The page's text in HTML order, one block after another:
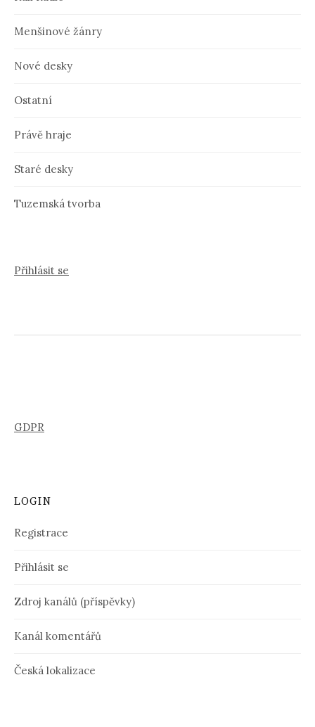
Menšinové žánry
Nové desky
Ostatní
Právě hraje
Staré desky
Tuzemská tvorba
Přihlásit se
GDPR
LOGIN
Registrace
Přihlásit se
Zdroj kanálů (příspěvky)
Kanál komentářů
Česká lokalizace